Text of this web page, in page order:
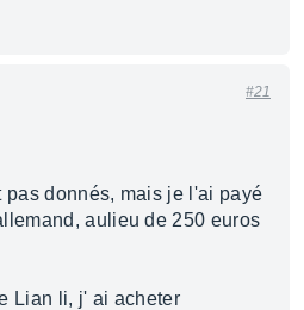
#21
donnés, mais je l'ai payé
aulieu de 250 euros
Lian li, j' ai acheter